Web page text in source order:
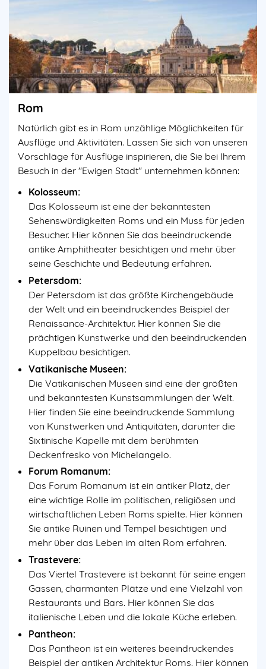
Rom
Natürlich gibt es in Rom unzählige Möglichkeiten für
Ausflüge und Aktivitäten. Lassen Sie sich von unseren
Vorschläge für Ausflüge inspirieren, die Sie bei Ihrem
Besuch in der "Ewigen Stadt" unternehmen können:
Kolosseum:
Das Kolosseum ist eine der bekanntesten
Sehenswürdigkeiten Roms und ein Muss für jeden
Besucher. Hier können Sie das beeindruckende
antike Amphitheater besichtigen und mehr über
seine Geschichte und Bedeutung erfahren.
Petersdom:
Der Petersdom ist das größte Kirchengebäude
der Welt und ein beeindruckendes Beispiel der
Renaissance-Architektur. Hier können Sie die
prächtigen Kunstwerke und den beeindruckenden
Kuppelbau besichtigen.
Vatikanische Museen:
Die Vatikanischen Museen sind eine der größten
und bekanntesten Kunstsammlungen der Welt.
Hier finden Sie eine beeindruckende Sammlung
von Kunstwerken und Antiquitäten, darunter die
Sixtinische Kapelle mit dem berühmten
Deckenfresko von Michelangelo.
Forum Romanum:
Das Forum Romanum ist ein antiker Platz, der
eine wichtige Rolle im politischen, religiösen und
wirtschaftlichen Leben Roms spielte. Hier können
Sie antike Ruinen und Tempel besichtigen und
mehr über das Leben im alten Rom erfahren.
Trastevere:
Das Viertel Trastevere ist bekannt für seine engen
Gassen, charmanten Plätze und eine Vielzahl von
Restaurants und Bars. Hier können Sie das
italienische Leben und die lokale Küche erleben.
Pantheon:
Das Pantheon ist ein weiteres beeindruckendes
Beispiel der antiken Architektur Roms. Hier können